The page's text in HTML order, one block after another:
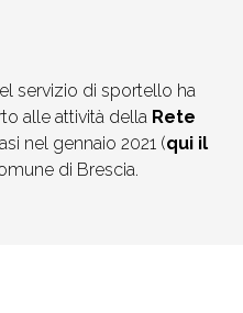
servizio di sportello ha
alle attività della Rete
nel gennaio 2021 (qui il
di Brescia.